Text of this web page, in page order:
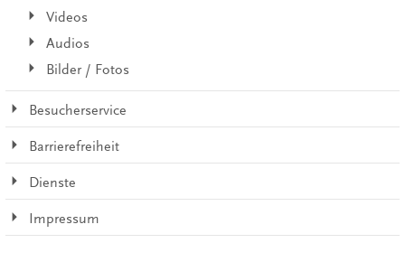
Videos
Audios
Bilder / Fotos
Besucherservice
Barrierefreiheit
Dienste
Impressum